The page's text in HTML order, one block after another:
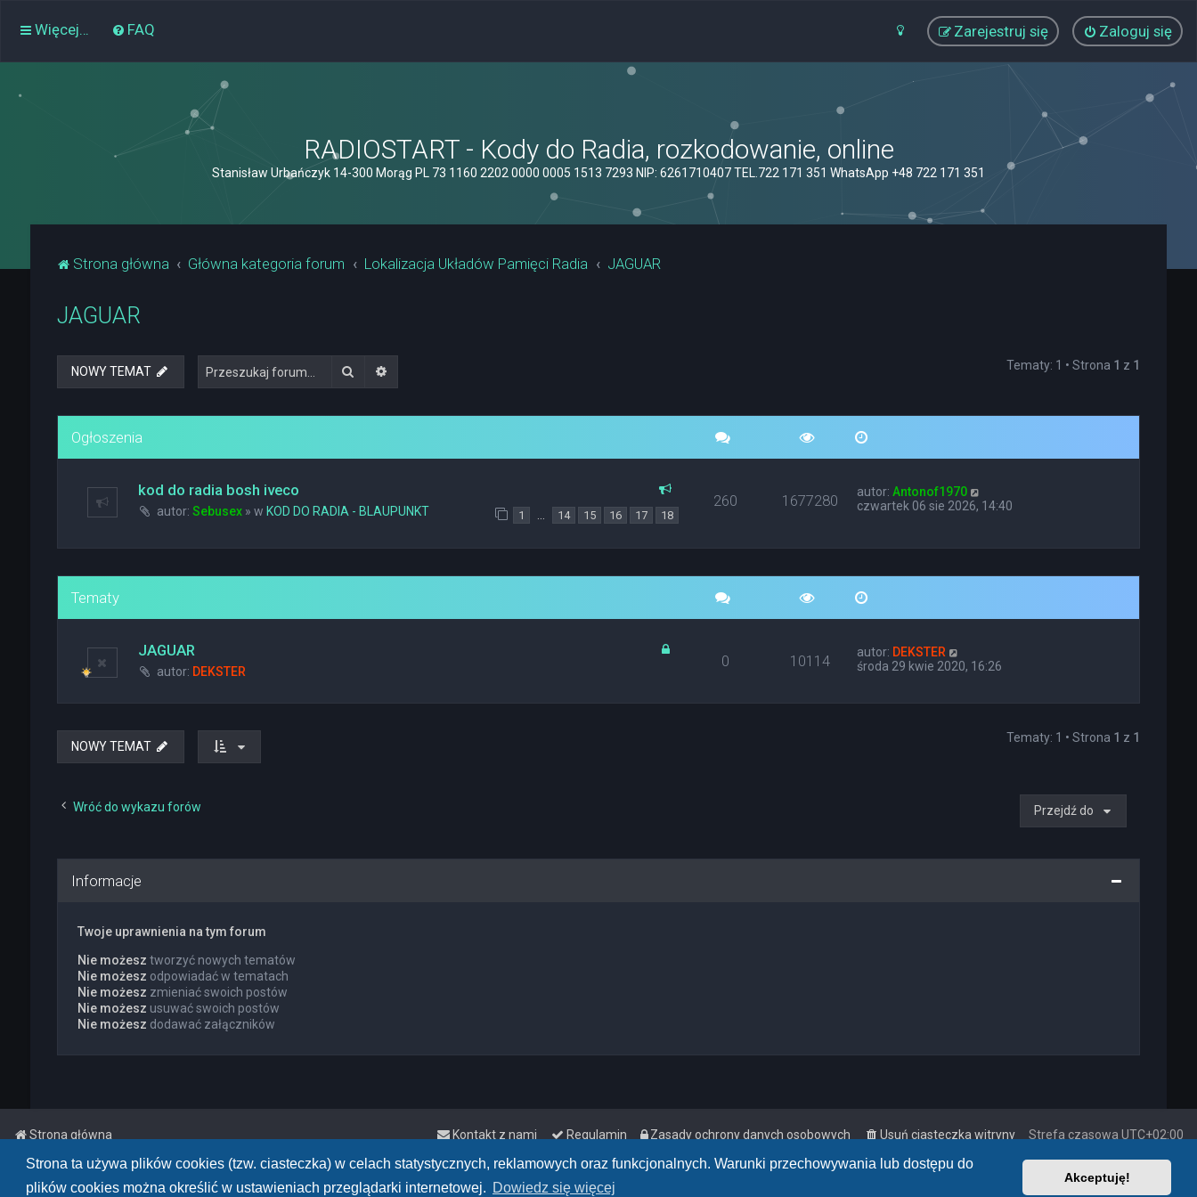
Strona ta używa plików cookies (tzw. ciasteczka) w celach statystycznych, reklamowych oraz funkcjonalnych. Warunki przechowywania lub dostępu do
plików cookies można określić w ustawieniach przeglądarki internetowej. Dowiedz się więcej
Akceptuję!
Więcej… FAQ Zaloguj się
Zarejestruj się
RADIOSTART - Kody do Radia, rozkodowanie, online
Stanisław Urbańczyk 14-300 Morąg PL 73 1160 2202 0000 0005 1513 7293 NIP: 6261710407 TEL.722 171 351 WhatsApp +48 722 171 351
Strona główna Główna kategoria forum Lokalizacja Układów Pamięci Radia JAGUAR
JAGUAR
NOWY TEMAT Szukaj Tematy: 1 • Strona 1 z 1
Ogłoszenia
kod do radia bosh iveco
autor: Sebusex » w KOD DO RADIA - BLAUPUNKT 1 … 14 15 16 17 18
260 1677280 autor:Antonof1970
czwartek 06 sie 2026, 14:40
Tematy
JAGUAR
autor: DEKSTER
0 10114 autor: DEKSTER
środa 29 kwie 2020, 16:26
NOWY TEMAT
Tematy: 1 • Strona 1 z 1
Wróć do wykazu forów Przejdź do
Informacje
Twoje uprawnienia na tym forum
Nie możesz tworzyć nowych tematów
Nie możesz odpowiadać w tematach
Nie możesz zmieniać swoich postów
Nie możesz usuwać swoich postów
Nie możesz dodawać załączników
Strona główna Strefa czasowa UTC+02:00
Usuń ciasteczka witryny
Zasady ochrony danych osobowych
Regulamin
Kontakt z nami
Powered by phpBB • Design by
PlanetStyles